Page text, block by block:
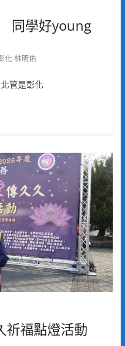
同學好young
化 林明佑
管是彰化
祈福點燈活動